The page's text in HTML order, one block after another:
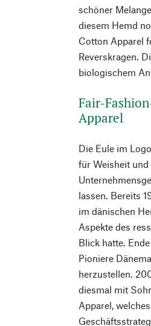
schöner
diesem Hemd
Cotton Apparel
Reverskragen.
biologischem
Fair-
Apparel
Die Eule im
für Weisheit und
lassen. Bereits
im dänischen
Aspekte des
Blick hatte.
Pioniere
herzustellen.
diesmal mit
Apparel,